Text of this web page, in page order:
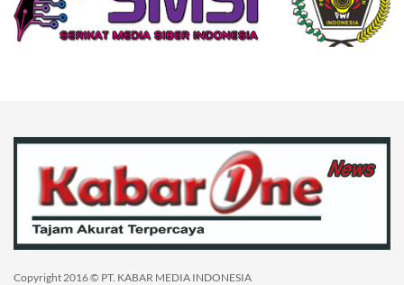
Copyright 2016 © PT. KABAR MEDIA INDONESIA